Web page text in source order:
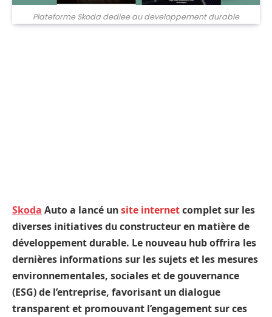
Plateforme Skoda dediee au developpement durable
Skoda Auto a lancé unsite internetcomplet sur les
diverses initiatives du constructeur en matière de
développement durable. Le nouveau hub offrira les
dernières informations sur les sujets et les mesures
environnementales, sociales et de gouvernance
(ESG) de l’entreprise, favorisant un dialogue
transparent et promouvant l’engagement sur ces